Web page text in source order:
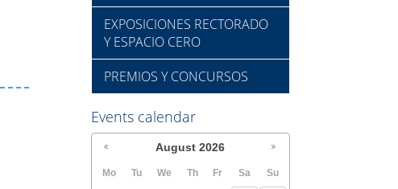
EXPOSICIONES RECTORADO
Y ESPACIO CERO
PREMIOS Y CONCURSOS
Events calendar
August 2026
Mo Tu We Th Fr Sa Su